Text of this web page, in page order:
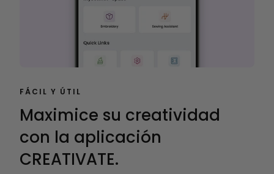
FÁCIL Y ÚTIL
Maximice su creatividad
con la aplicación
CREATIVATE.